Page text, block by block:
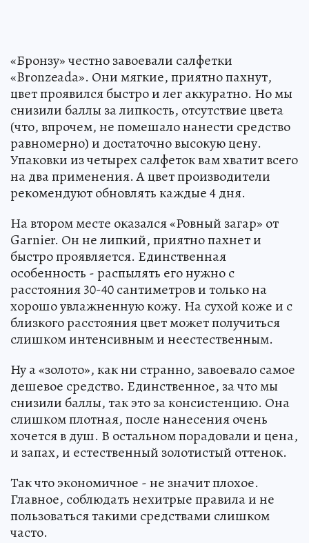
«Бронзу» честно завоевали салфетки
«Bronzeada». Они мягкие, приятно пахнут,
цвет проявился быстро и лег аккуратно. Но мы
снизили баллы за липкость, отсутствие цвета
(что, впрочем, не помешало нанести средство
равномерно) и достаточно высокую цену.
Упаковки из четырех салфеток вам хватит всего
на два применения. А цвет производители
рекомендуют обновлять каждые 4 дня.
На втором месте оказался «Ровный загар» от
Garnier. Он не липкий, приятно пахнет и
быстро проявляется. Единственная
особенность - распылять его нужно с
расстояния 30-40 сантиметров и только на
хорошо увлажненную кожу. На сухой коже и с
близкого расстояния цвет может получиться
слишком интенсивным и неестественным.
Ну а «золото», как ни странно, завоевало самое
дешевое средство. Единственное, за что мы
снизили баллы, так это за консистенцию. Она
слишком плотная, после нанесения очень
хочется в душ. В остальном порадовали и цена,
и запах, и естественный золотистый оттенок.
Так что экономичное - не значит плохое.
Главное, соблюдать нехитрые правила и не
пользоваться такими средствами слишком
часто.